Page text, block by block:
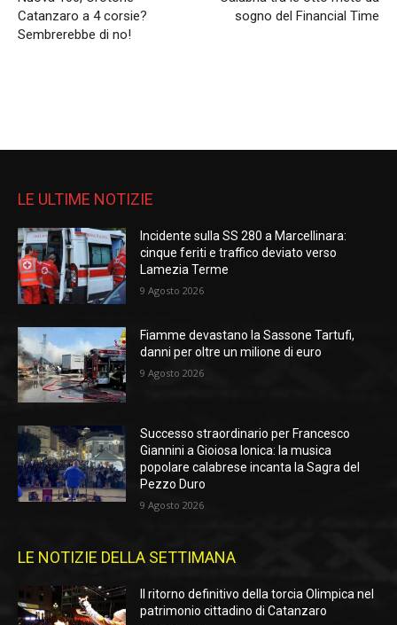
Catanzaro a 4 corsie?
Sembrerebbe di no!
sogno del Financial Time
LE ULTIME NOTIZIE
Incidente sulla SS 280 a Marcellinara:
cinque feriti e traffico deviato verso
Lamezia Terme
9 Agosto 2026
Fiamme devastano la Sassone Tartufi,
danni per oltre un milione di euro
9 Agosto 2026
Successo straordinario per Francesco
Giannini a Gioiosa Ionica: la musica
popolare calabrese incanta la Sagra del
Pezzo Duro
9 Agosto 2026
LE NOTIZIE DELLA SETTIMANA
Il ritorno definitivo della torcia Olimpica nel
patrimonio cittadino di Catanzaro